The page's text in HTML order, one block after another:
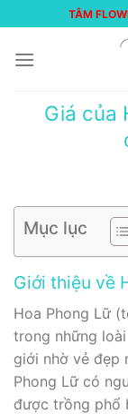
đến
nội
TÂM
Giá của
Mục lục
Giới thiệu về
Hoa Phong Lữ
trong những
giới nhờ vẻ đẹp
Phong Lữ có
được trồng phổ